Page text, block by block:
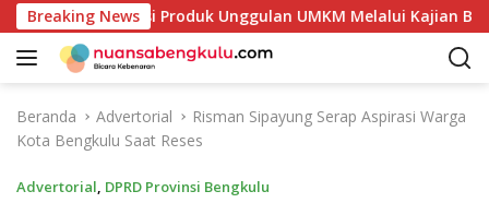
a
Breaking News
Potensi Produk Unggulan UMKM Melalui Kajian Bank
Beranda Advertorial
Risman Sipayung Serap Aspirasi Warga
Kota Bengkulu Saat Reses
Advertorial, DPRD Provinsi Bengkulu